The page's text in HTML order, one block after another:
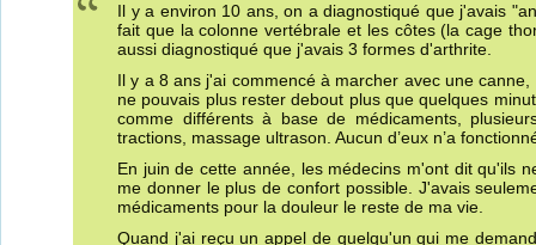
Il y a environ 10 ans, on a diagnostiqué que j'avais
fait que la colonne vertébrale et les côtes (la cage
aussi diagnostiqué que j'avais 3 formes d'arthrite.
Il y a 8 ans j'ai commencé à marcher avec une
ne pouvais plus rester debout plus que quelques
comme différents à base de médicaments,
tractions, massage ultrason. Aucun d’eux n’a
En juin de cette année, les médecins m'ont dit qu'ils
me donner le plus de confort possible. J'avais
médicaments pour la douleur le reste de ma vie.
Quand j'ai reçu un appel de quelqu'un qui me